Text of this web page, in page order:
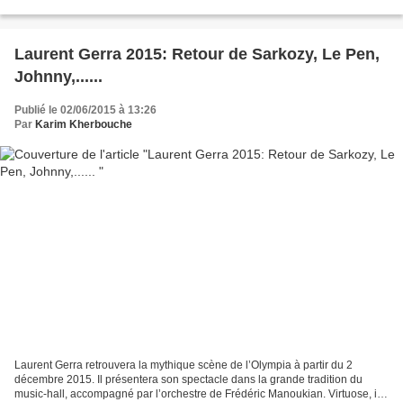
Laurent Gerra 2015: Retour de Sarkozy, Le Pen,
Johnny,......
Publié le 02/06/2015 à 13:26
Par Karim Kherbouche
Laurent Gerra retrouvera la mythique scène de l’Olympia à partir du 2
décembre 2015. Il présentera son spectacle dans la grande tradition du
music-hall, accompagné par l’orchestre de Frédéric Manoukian. Virtuose, il